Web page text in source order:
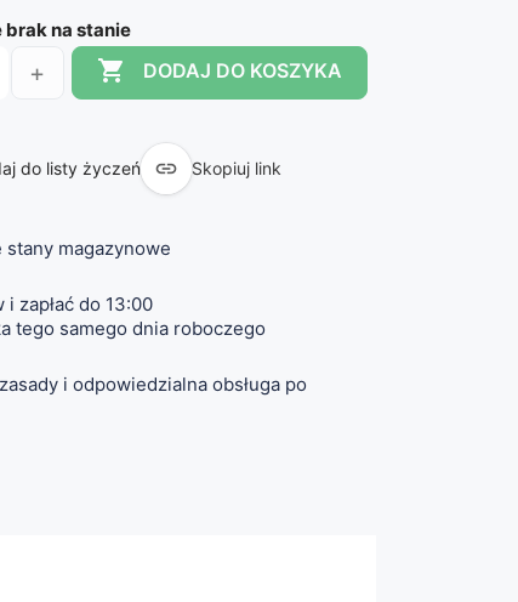
brak na stanie
+  DODAJ DO KOSZYKA
do listy życzeń  Skopiuj link
stany magazynowe
i zapłać do 13:00
tego samego dnia roboczego
i odpowiedzialna obsługa po